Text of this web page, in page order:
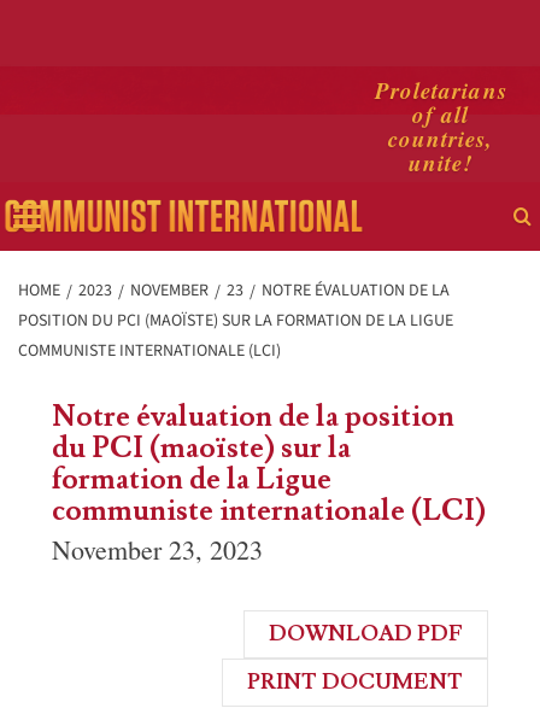
Proletarians
of all
countries,
unite!
Primary
Menu
HOME 2023 NOVEMBER 23
NOTRE ÉVALUATION DE LA
POSITION DU PCI (MAOÏSTE) SUR LA FORMATION DE LA LIGUE
COMMUNISTE INTERNATIONALE (LCI)
Notre évaluation de la position
du PCI (maoïste) sur la
formation de la Ligue
communiste internationale (LCI)
November 23, 2023
DOWNLOAD PDF
PRINT DOCUMENT